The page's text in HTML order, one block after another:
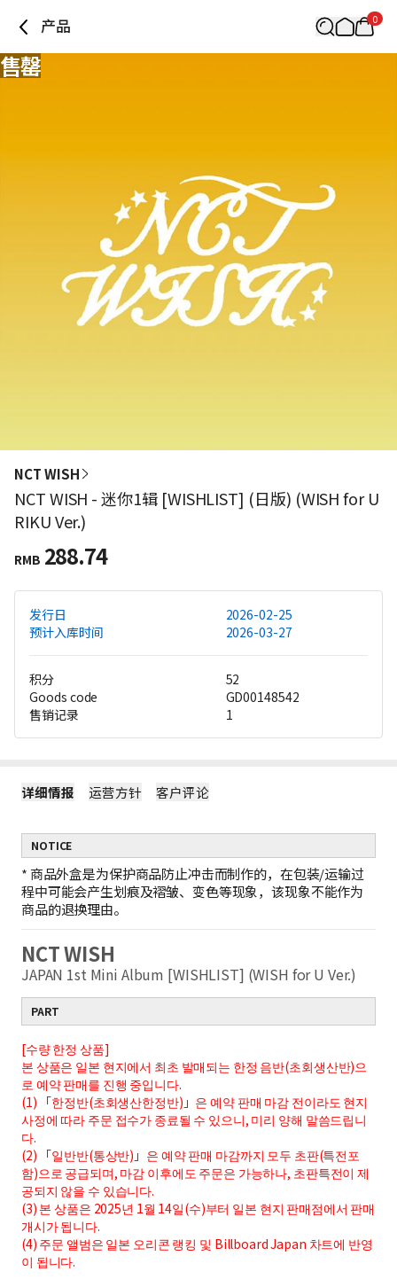
产品 0
售罄
NCT WISH
NCT WISH - 迷你1辑 [WISHLIST] (日版) (WISH for U
RIKU Ver.)
RMB 288.74
发行日
2026-02-25
预计入库时间
2026-03-27
积分
52
Goods code
GD00148542
售销记录
1
详细情报 运营方针 客户评论
NOTICE
* 商品外盒是为保护商品防止冲击而制作的，在包装/运输过
程中可能会产生划痕及褶皱、变色等现象，该现象不能作为
商品的退换理由。
NCT WISH
JAPAN 1st Mini Album [WISHLIST] (WISH for U Ver.)
PART
[수량 한정 상품]
본 상품은 일본 현지에서 최초 발매되는 한정 음반(초회생산반)으
로 예약 판매를 진행 중입니다.
(1) 「한정반(초회생산한정반)」은 예약 판매 마감 전이라도 현지
사정에 따라 주문 접수가 종료될 수 있으니, 미리 양해 말씀드립니
다.
(2) 「일반반(통상반)」은 예약 판매 마감까지 모두 초판(특전포
함)으로 공급되며, 마감 이후에도 주문은 가능하나, 초판특전이 제
공되지 않을 수 있습니다.
(3) 본 상품은 2025년 1월 14일(수)부터 일본 현지 판매점에서 판매
개시가 됩니다.
(4) 주문 앨범은 일본 오리콘 랭킹 및 Billboard Japan 차트에 반영
이 됩니다.